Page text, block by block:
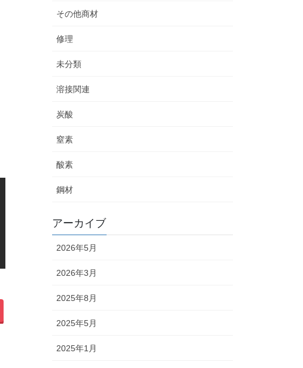
その他商材
修理
未分類
溶接関連
炭酸
窒素
酸素
鋼材
アーカイブ
2026年5月
2026年3月
2025年8月
2025年5月
2025年1月